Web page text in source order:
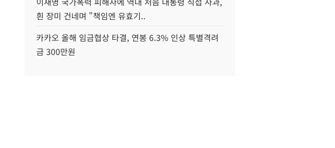
흰 장미 건네며 "책임엔 유효기..
카카오 올해 임금협상 타결, 연봉 6.3% 인상 특별격려
금 300만원